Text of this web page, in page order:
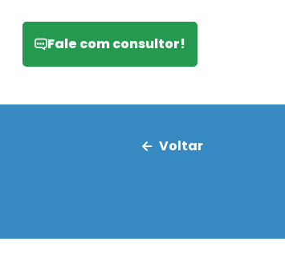
Fale com consultor!
Voltar